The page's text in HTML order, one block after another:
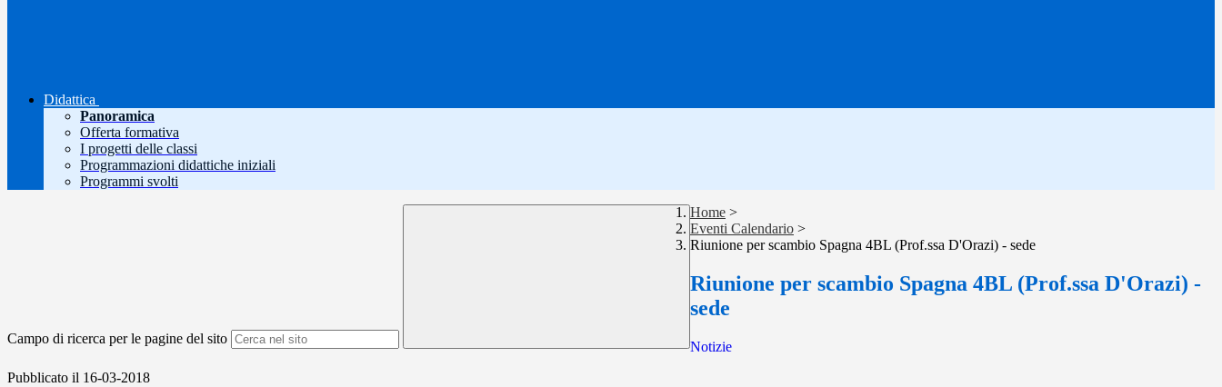
Didattica
Panoramica
Offerta formativa
I progetti delle classi
Programmazioni didattiche iniziali
Programmi svolti
Campo di ricerca per le pagine del sito
Home >
Eventi Calendario >
Riunione per scambio Spagna 4BL (Prof.ssa D'Orazi) - sede
Riunione per scambio Spagna 4BL (Prof.ssa D'Orazi) -
sede
Notizie
Pubblicato il 16-03-2018